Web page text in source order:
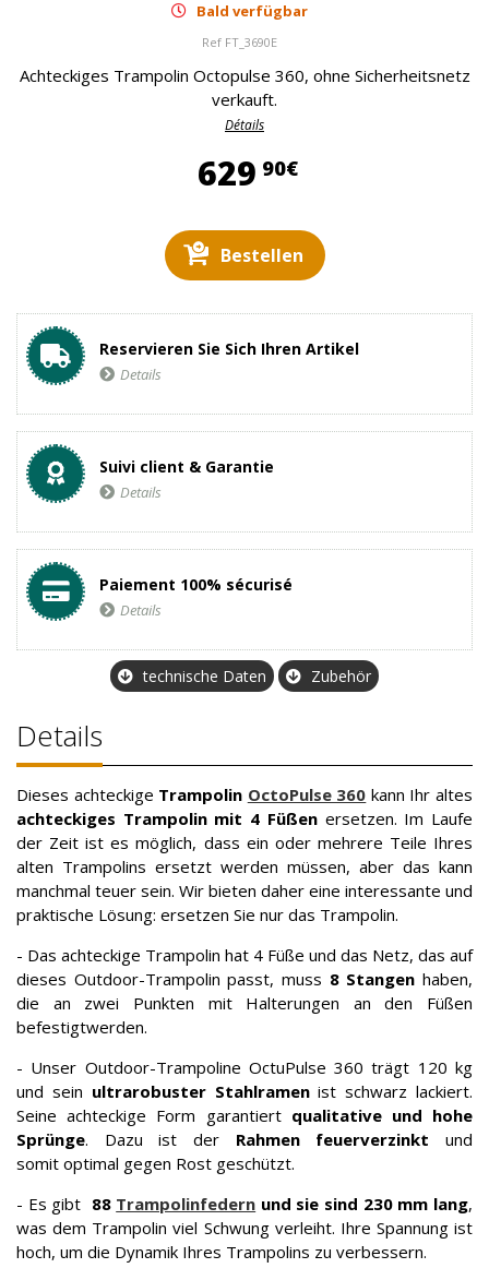
Bald verfügbar
Ref FT_3690E
Achteckiges Trampolin Octopulse 360, ohne Sicherheitsnetz
verkauft.
Détails
629 90€629,90 €
Bestellen
Reservieren Sie Sich Ihren Artikel
Details
Suivi client & Garantie
Details
Paiement 100% sécurisé
Details
technische Daten Zubehör
Details
Dieses achteckige Trampolin OctoPulse 360 kann Ihr altes
achteckiges Trampolin mit 4 Füßenersetzen. Im Laufe
der Zeit ist es möglich, dass ein oder mehrere Teile Ihres
alten Trampolins ersetzt werden müssen, aber das kann
manchmal teuer sein. Wir bieten daher eine interessante und
praktische Lösung: ersetzen Sie nur das Trampolin.
- Das achteckige Trampolin hat 4 Füße und das Netz, das auf
dieses Outdoor-Trampolin passt, muss 8 Stangen haben,
die an zwei Punkten mit Halterungen an den Füßen
befestigtwerden.
- Unser Outdoor-Trampoline OctuPulse 360 trägt 120 kg
und sein ultrarobuster Stahlramenist schwarz lackiert.
Seine achteckige Form garantiert qualitative und hohe
Sprünge. Dazu ist der Rahmen feuerverzinkt und
somit optimal gegen Rost geschützt.
- Es gibt 88 Trampolinfedern und sie sind 230 mm lang,
was dem Trampolin viel Schwung verleiht. Ihre Spannung ist
hoch, um die Dynamik Ihres Trampolins zu verbessern.